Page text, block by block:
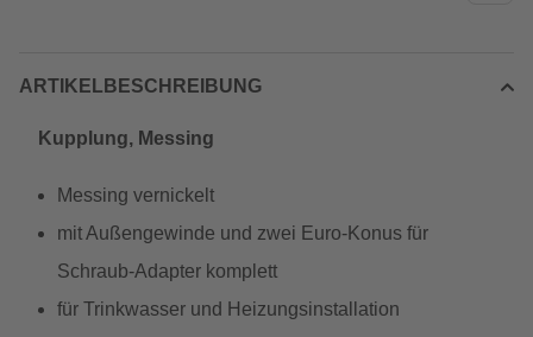
ARTIKELBESCHREIBUNG
Kupplung, Messing
Messing vernickelt
mit Außengewinde und zwei Euro-Konus für
Schraub-Adapter komplett
für Trinkwasser und Heizungsinstallation